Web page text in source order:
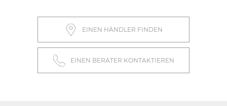
EINEN HÄNDLER FINDEN
EINEN BERATER KONTAKTIEREN